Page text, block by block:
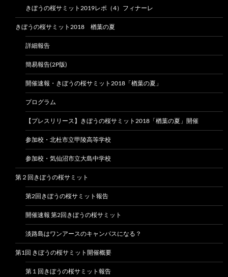
きぼうの桜サミット2019レポ（4）フィナーレ
きぼうの桜サミット2018 楢葉の夏
詳細報告
簡易報告(2P版)
開催速報・きぼうの桜サミット2018「楢葉の夏」
プログラム
【プレスリリース】きぼうの桜サミット2018「楢葉の夏」開催
参加校・北杜市立甲陵高等学校
参加校・気仙沼市立大島中学校
第２回きぼうの桜サミット
第2回きぼうの桜サミット報告
開催速報 第2回きぼうの桜サミット
淡路島はワンアースのキャンパスになる？
第1回 きぼうの桜サミット開催概要
第１回きぼうの桜サミット報告